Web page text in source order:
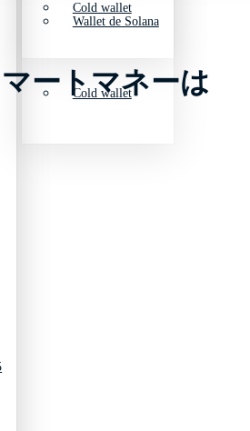
Cold wallet
Wallet de Solana
Cold wallet
ートマネーは